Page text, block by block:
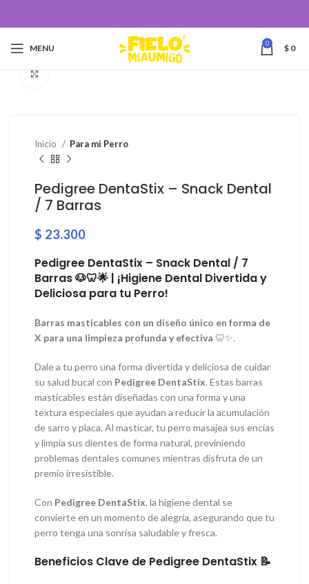
MENU 0 $ 0
Inicio Para mi Perro
Pedigree DentaStix – Snack Dental
/ 7 Barras
$ 23.300
Pedigree DentaStix – Snack Dental / 7
Barras 🐶🦷🌟 | ¡Higiene Dental Divertida y
Deliciosa para tu Perro!
Barras masticables con un diseño único en forma de
X para una limpieza profunda y efectiva 🦷✨.
Dale a tu perro una forma divertida y deliciosa de cuidar
su salud bucal con Pedigree DentaStix. Estas barras
masticables están diseñadas con una forma y una
textura especiales que ayudan a reducir la acumulación
de sarro y placa. Al masticar, tu perro masajea sus encías
y limpia sus dientes de forma natural, previniendo
problemas dentales comunes mientras disfruta de un
premio irresistible.
Con Pedigree DentaStix, la higiene dental se
convierte en un momento de alegría, asegurando que tu
perro tenga una sonrisa saludable y fresca.
Beneficios Clave de Pedigree DentaStix 📝